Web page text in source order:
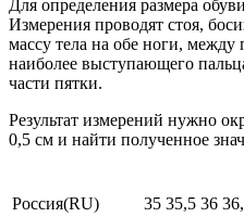
Для определения размера
Измерения проводят стоя,
массу тела на обе ноги, между
наиболее выступающего
части пятки.
Результат измерений нужно
0,5 см и найти полученное
Россия(RU) 35 35,5 36